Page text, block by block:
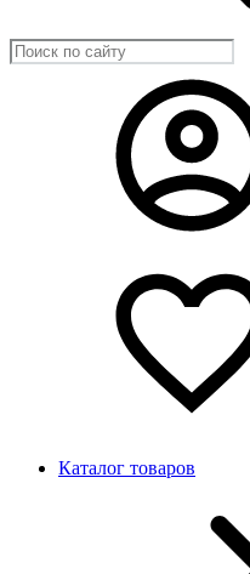
Каталог товаров